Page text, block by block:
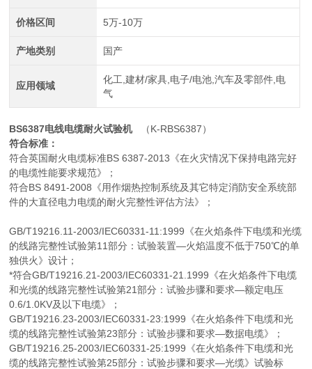
价格区间 5万-10万
产地类别 国产
应用领域
化工,建材/家具,电子/电池,汽车及零部件,电
气
BS6387电线电缆耐火试验机
（K-RBS6387）
符合标准：
符合英国耐火电缆标准BS 6387-2013《在火灾情况下保持电路完好
的电缆性能要求规范》；
符合BS 8491-2008《用作烟热控制系统及其它特定消防安全系统部
件的大直径电力电缆的耐火完整性评估方法》；
GB/T19216.11-2003/IEC60331-11:1999《在火焰条件下电缆和光缆
的线路完整性试验第11部分：试验装置—火焰温度不低于750℃的单
独供火》设计；
*符合GB/T19216.21-2003/IEC60331-21.1999《在火焰条件下电缆
和光缆的线路完整性试验第21部分：试验步骤和要求—额定电压
0.6/1.0KV及以下电缆》；
GB/T19216.23-2003/IEC60331-23:1999《在火焰条件下电缆和光
缆的线路完整性试验第23部分：试验步骤和要求—数据电缆》；
GB/T19216.25-2003/IEC60331-25:1999《在火焰条件下电缆和光
缆的线路完整性试验第25部分：试验步骤和要求—光缆》试验标